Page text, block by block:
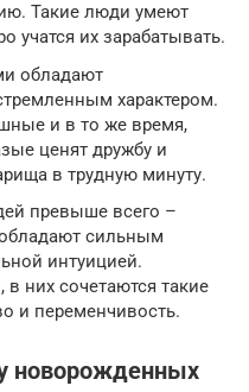
Такие люди умеют
учатся их зарабатывать.
обладают
характером.
и в то же время,
ценят дружбу и
в трудную минуту.
превыше всего –
сильным
интуицией.
них сочетаются такие
и переменчивость.
новорожденных